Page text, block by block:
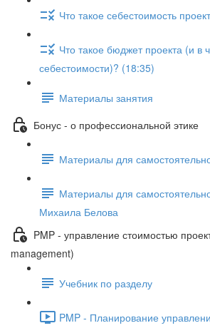
Что такое себестоимость
Что такое бюджет проекта (и в
себестоимости)? (18:35)
Материалы занятия
Бонус - о профессиональной этике
Материалы для
Материалы для
Михаила Белова
PMP - управление стоимостью
management)
Учебник по разделу
PMP - Планирование